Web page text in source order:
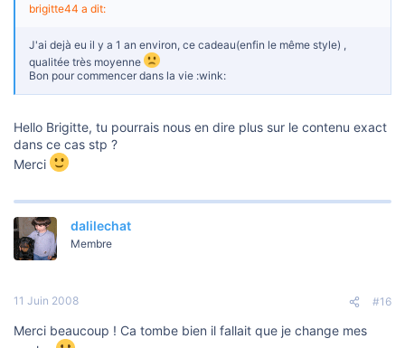
brigitte44 a dit:
J'ai dejà eu il y a 1 an environ, ce cadeau(enfin le même style) ,
qualitée très moyenne
Bon pour commencer dans la vie :wink:
Hello Brigitte, tu pourrais nous en dire plus sur le contenu exact
dans ce cas stp ?
Merci
dalilechat
Membre
11 Juin 2008 #16
Merci beaucoup ! Ca tombe bien il fallait que je change mes